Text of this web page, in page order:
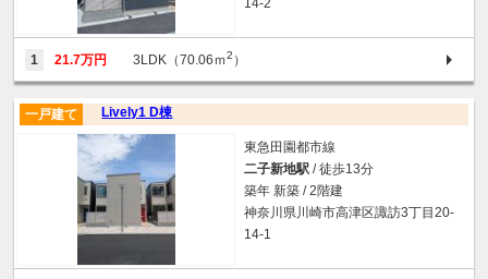
14-2
1 21.7万円 3LDK（70.06ｍ2 ）
Lively1 D棟
一戸建て
東急田園都市線
二子新地駅 / 徒歩13分
築年 新築 / 2階建
神奈川県川崎市高津区諏訪3丁目20-
14-1